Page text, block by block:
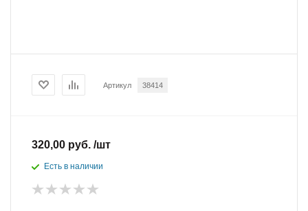
Артикул 38414
320,00 руб. /шт
Есть в наличии